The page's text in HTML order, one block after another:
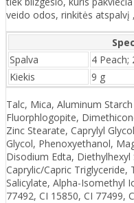
veido odos, rinkitės atspalvį
Spalva
4 Peach;
Kiekis
9 g
Talc, Mica, Aluminum
Fluorphlogopite,
Zinc Stearate, Caprylyl
Glycol, Phenoxyethanol,
Disodium Edta,
Caprylic/Capric
Salicylate, Alpha-Isomethyl
77492, CI 15850, CI 77499,